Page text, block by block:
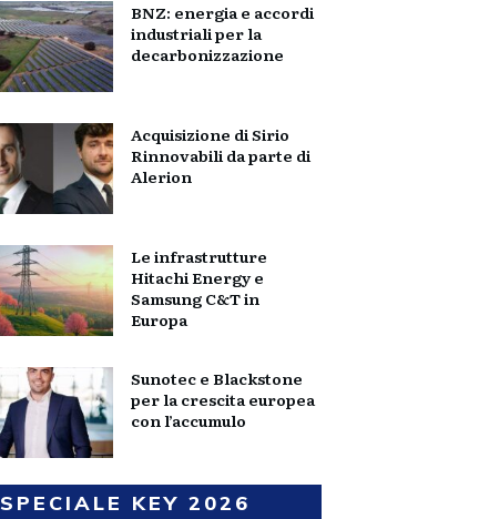
BNZ: energia e accordi
industriali per la
decarbonizzazione
Acquisizione di Sirio
Rinnovabili da parte di
Alerion
Le infrastrutture
Hitachi Energy e
Samsung C&T in
Europa
Sunotec e Blackstone
per la crescita europea
con l’accumulo
SPECIALE KEY 2026